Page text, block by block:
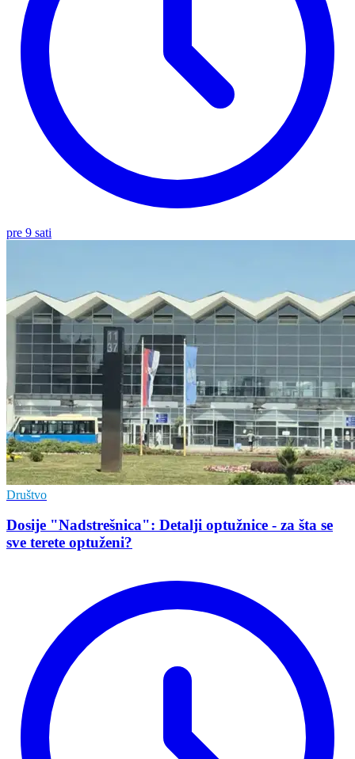
pre 9 sati
Društvo
Dosije "Nadstrešnica": Detalji optužnice - za šta se
sve terete optuženi?